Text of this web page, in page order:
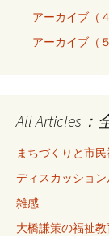
アーカイブ（
アーカイブ（
All Articles
まちづくりと市
ディスカッション
雑感
大橋謙策の福祉